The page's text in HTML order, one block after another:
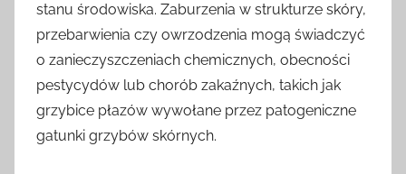
stanu środowiska. Zaburzenia w strukturze skóry,
przebarwienia czy owrzodzenia mogą świadczyć
o zanieczyszczeniach chemicznych, obecności
pestycydów lub chorób zakaźnych, takich jak
grzybice płazów wywołane przez patogeniczne
gatunki grzybów skórnych.